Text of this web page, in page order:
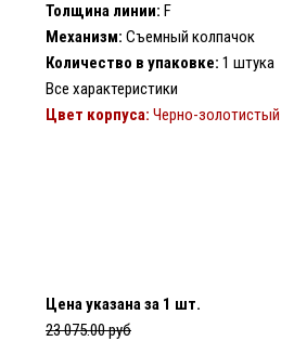
Толщина линии: F
Механизм: Съемный колпачок
Количество в упаковке: 1 штука
Все характеристики
Цвет корпуса: Черно-золотистый
Цена указана за 1 шт.
23 075.00 руб